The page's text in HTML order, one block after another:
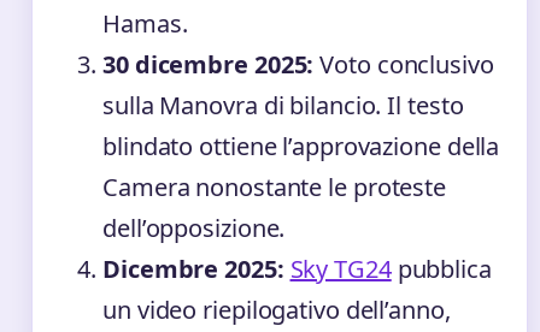
Hamas.
30 dicembre 2025: Voto conclusivo
sulla Manovra di bilancio. Il testo
blindato ottiene l’approvazione della
Camera nonostante le proteste
dell’opposizione.
Dicembre 2025: Sky TG24pubblica
un video riepilogativo dell’anno,